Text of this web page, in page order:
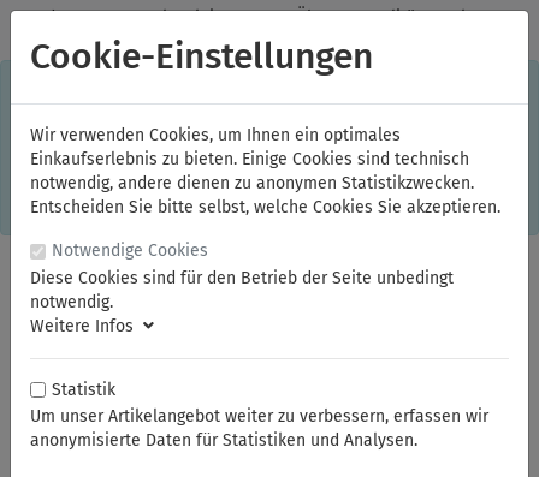
✓Jeden Monat starke Aktionen ✓Über 20 Qualitätsmarken ✓
Kostenlose Lieferung im Inland ab 150,00 Euro Bruttowarenwert
Einkaufserlebnis. Dabei werden beispielsweise die Session-
Informationen oder die Spracheinstellung auf Ihrem Rechner
gespeichert. Ohne Cookies ist der Funktionsumfang des
Online-Shops eingeschränkt. Sind Sie damit nicht
einverstanden, klicken Sie bitte hier.
Cookie-Einstellungen
Wir verwenden Cookies, um Ihnen ein optimales
Einkaufserlebnis zu bieten. Einige Cookies sind technisch
notwendig, andere dienen zu anonymen Statistikzwecken.
Entscheiden Sie bitte selbst, welche Cookies Sie akzeptieren.
Notwendige Cookies
Diese Cookies sind für den Betrieb der Seite unbedingt
notwendig.
Weitere Infos
Statistik
Um unser Artikelangebot weiter zu verbessern, erfassen wir
anonymisierte Daten für Statistiken und Analysen.